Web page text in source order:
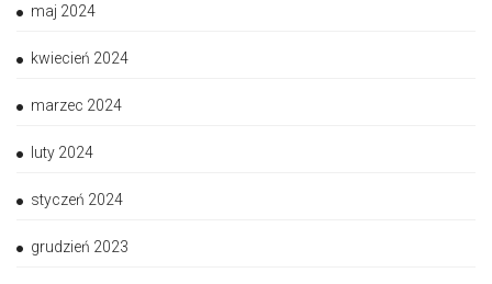
maj 2024
kwiecień 2024
marzec 2024
luty 2024
styczeń 2024
grudzień 2023